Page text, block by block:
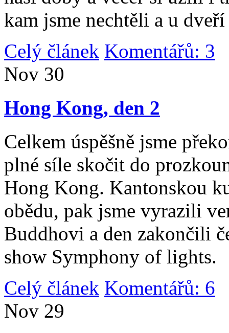
kam jsme nechtěli a u
Celý článek Komentářů: 3
Nov 30
Hong Kong, den 2
Celkem úspěšně jsme
plné síle skočit do
Hong Kong. Kantonskou
obědu, pak jsme vyrazili
Buddhovi a den zakončili
show Symphony of lights.
Celý článek Komentářů: 6
Nov 29